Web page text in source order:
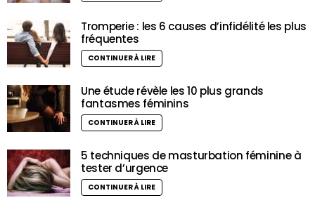
Tromperie : les 6 causes d’infidélité les plus
fréquentes
CONTINUER À LIRE
Une étude révèle les 10 plus grands
fantasmes féminins
CONTINUER À LIRE
5 techniques de masturbation féminine à
tester d’urgence
CONTINUER À LIRE